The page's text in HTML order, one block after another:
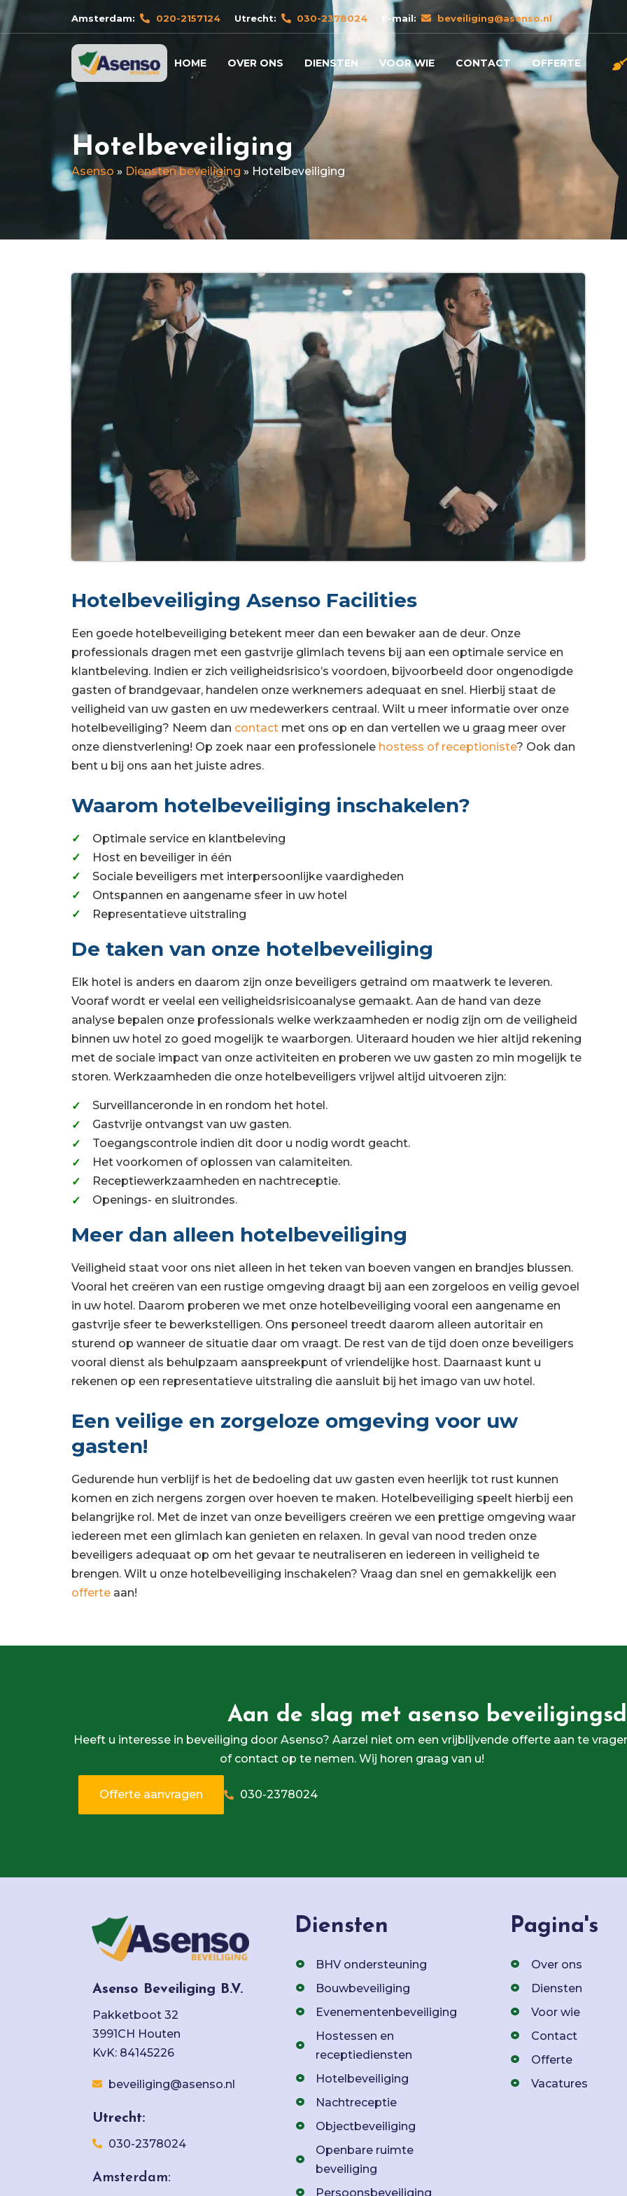
Amsterdam: 020-2157124 Utrecht: 030-2378024 E-mail: beveiliging@asenso.nl
HOME OVER ONS DIENSTEN VOOR WIE CONTACT OFFERTE
Hotelbeveiliging
Asenso » Diensten beveiliging » Hotelbeveiliging
Hotelbeveiliging Asenso Facilities
Een goede hotelbeveiliging betekent meer dan een bewaker aan de deur. Onze
professionals dragen met een gastvrije glimlach tevens bij aan een optimale service en
klantbeleving. Indien er zich veiligheidsrisico’s voordoen, bijvoorbeeld door ongenodigde
gasten of brandgevaar, handelen onze werknemers adequaat en snel. Hierbij staat de
veiligheid van uw gasten en uw medewerkers centraal. Wilt u meer informatie over onze
hotelbeveiliging? Neem dan contact met ons op en dan vertellen we u graag meer over
onze dienstverlening! Op zoek naar een professionele hostess of receptioniste? Ook dan
bent u bij ons aan het juiste adres.
Waarom hotelbeveiliging inschakelen?
Optimale service en klantbeleving
Host en beveiliger in één
Sociale beveiligers met interpersoonlijke vaardigheden
Ontspannen en aangename sfeer in uw hotel
Representatieve uitstraling
De taken van onze hotelbeveiliging
Elk hotel is anders en daarom zijn onze beveiligers getraind om maatwerk te leveren.
Vooraf wordt er veelal een veiligheidsrisicoanalyse gemaakt. Aan de hand van deze
analyse bepalen onze professionals welke werkzaamheden er nodig zijn om de veiligheid
binnen uw hotel zo goed mogelijk te waarborgen. Uiteraard houden we hier altijd rekening
met de sociale impact van onze activiteiten en proberen we uw gasten zo min mogelijk te
storen. Werkzaamheden die onze hotelbeveiligers vrijwel altijd uitvoeren zijn:
Surveillanceronde in en rondom het hotel.
Gastvrije ontvangst van uw gasten.
Toegangscontrole indien dit door u nodig wordt geacht.
Het voorkomen of oplossen van calamiteiten.
Receptiewerkzaamheden en nachtreceptie.
Openings- en sluitrondes.
Meer dan alleen hotelbeveiliging
Veiligheid staat voor ons niet alleen in het teken van boeven vangen en brandjes blussen.
Vooral het creëren van een rustige omgeving draagt bij aan een zorgeloos en veilig gevoel
in uw hotel. Daarom proberen we met onze hotelbeveiliging vooral een aangename en
gastvrije sfeer te bewerkstelligen. Ons personeel treedt daarom alleen autoritair en
sturend op wanneer de situatie daar om vraagt. De rest van de tijd doen onze beveiligers
vooral dienst als behulpzaam aanspreekpunt of vriendelijke host. Daarnaast kunt u
rekenen op een representatieve uitstraling die aansluit bij het imago van uw hotel.
Een veilige en zorgeloze omgeving voor uw
gasten!
Gedurende hun verblijf is het de bedoeling dat uw gasten even heerlijk tot rust kunnen
komen en zich nergens zorgen over hoeven te maken. Hotelbeveiliging speelt hierbij een
belangrijke rol. Met de inzet van onze beveiligers creëren we een prettige omgeving waar
iedereen met een glimlach kan genieten en relaxen. In geval van nood treden onze
beveiligers adequaat op om het gevaar te neutraliseren en iedereen in veiligheid te
brengen. Wilt u onze hotelbeveiliging inschakelen? Vraag dan snel en gemakkelijk een
offerte aan!
Aan de slag met asenso
Heeft u interesse in beveiliging door Asenso? Aarzel niet om een vrijblijvende offerte aan te
of contact op te nemen. Wij horen graag van u!
Offerte aanvragen 030-2378024
Asenso Beveiliging B.V.
Pakketboot 32
3991CH Houten
KvK: 84145226
beveiliging@asenso.nl
Utrecht:
030-2378024
Amsterdam:
Diensten
BHV ondersteuning
Bouwbeveiliging
Evenementenbeveiliging
Hostessen en
receptiediensten
Hotelbeveiliging
Nachtreceptie
Objectbeveiliging
Openbare ruimte
beveiliging
Persoonsbeveiliging
Pagina's
Over ons
Diensten
Voor wie
Contact
Offerte
Vacatures